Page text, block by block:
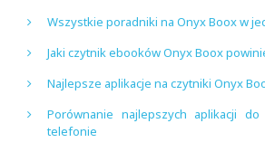
Wszystkie poradniki na Onyx Boox w
Jaki czytnik ebooków Onyx Boox
Najlepsze aplikacje na czytniki Onyx
Porównanie najlepszych aplikacji
telefonie